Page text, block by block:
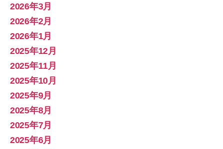
2026年3月
2026年2月
2026年1月
2025年12月
2025年11月
2025年10月
2025年9月
2025年8月
2025年7月
2025年6月